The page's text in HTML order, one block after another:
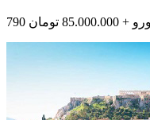
+ 85.000.000 تومان